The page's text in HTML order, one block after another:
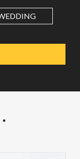
decimal separator.